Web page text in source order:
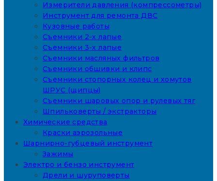
Измерители давления (компрессометры)
Инструмент для ремонта ДВС
Кузовные работы
Съемники 2-х лапые
Съемники 3-х лапые
Съемники масляных фильтров
Съемники обшивки и клипс
Съемники стопорных колец и хомутов
ШРУС (щипцы)
Съемники шаровых опор и рулевых тяг
Шпильковерты / экстракторы
Химические средства
Краски аэрозольные
Шарнирно-губцевый инструмент
Зажимы
Электро и бензо инструмент
Дрели и шуруповерты